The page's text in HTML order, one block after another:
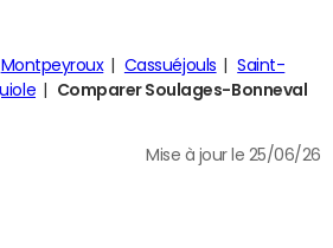
Montpeyroux Cassuéjouls
Saint-
Comparer Soulages-Bonneval
Mise à jour le 25/06/26